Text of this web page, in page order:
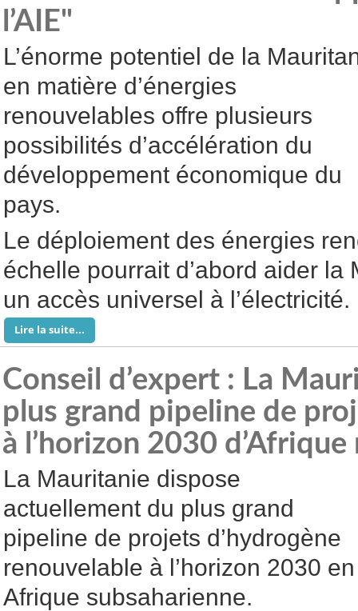
l’AIE"
L’énorme potentiel de la
en matière d’énergies
renouvelables offre plusieurs
possibilités d’accélération du
développement économique du
pays.
Le déploiement des énergies
échelle pourrait d’abord aider la
un accès universel à l’électricité.
Lire la suite...
Conseil d’expert : La
plus grand pipeline de
à l’horizon 2030
La Mauritanie dispose
actuellement du plus grand
pipeline de projets d’hydrogène
renouvelable à l’horizon 2030 en
Afrique subsaharienne.